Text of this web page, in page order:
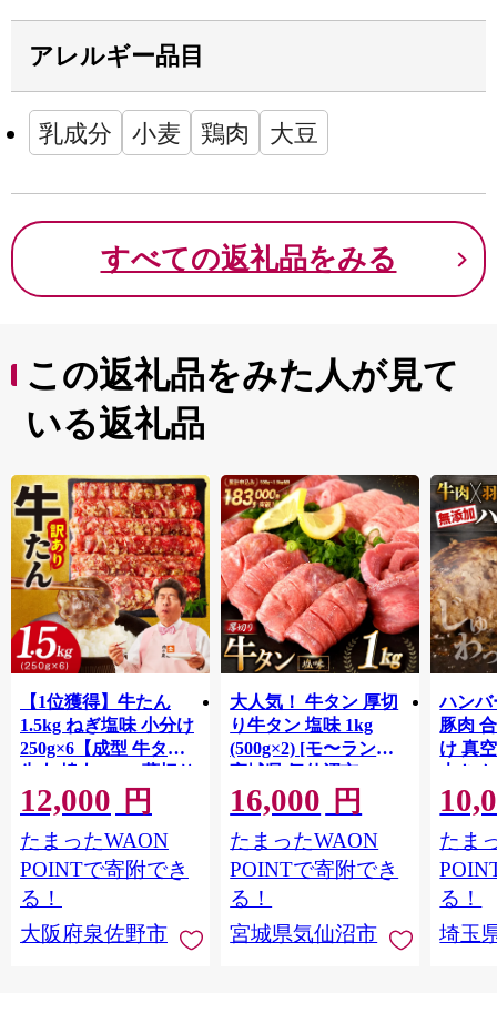
アレルギー品目
乳成分 小麦 鶏肉 大豆
すべての返礼品をみる
この返礼品をみた人が見て
いる返礼品
【1位獲得】牛たん
1.5kg ねぎ塩味 小分け
250g×6【成型 牛タン
牛肉 焼肉 BBQ 薄切り
ぎゅうたん スライス
訳あり サイズ不揃
い】 G4721
12,000 円
たまったWAON
POINTで寄附でき
る！
大阪府泉佐野市
大人気！ 牛タン 厚切
り牛タン 塩味 1kg
(500g×2) [モ〜ランド
宮城県 気仙沼市
20564660] 肉 牛肉 精肉
牛たん 牛タン塩 牛た
ん塩 冷凍 焼肉 BBQ ア
ウトドア バーベキュ
ー 厚切り タン
16,000 円
たまったWAON
POINTで寄附でき
る！
宮城県気仙沼市
ハンバ
豚肉
け 真
大き
保存
淡路島
ポーク
き肉
ず 惣
まみ
んのお
たま
る！
埼玉